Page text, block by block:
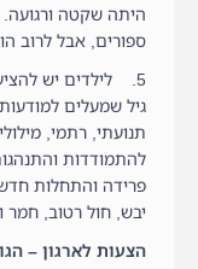
היתה שקטה
ספורים, אבל לרוב
5. לילדים יש
גיל שמעלים
תנועתי, רתמי,
להתמודדות
פרידה והתחלות
יבש, חול רטוב, חמר
הצעות לארגון –